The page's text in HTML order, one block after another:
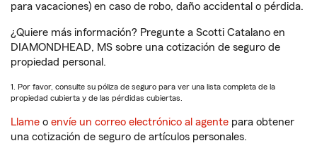
para vacaciones) en caso de robo, daño accidental o pérdida.
¿Quiere más información? Pregunte a Scotti Catalano en
DIAMONDHEAD, MS sobre una cotización de seguro de
propiedad personal.
1. Por favor, consulte su póliza de seguro para ver una lista completa de la
propiedad cubierta y de las pérdidas cubiertas.
Llame o envíe un correo electrónico al agente para obtener
una cotización de seguro de artículos personales.